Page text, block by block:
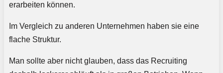
erarbeiten können.
Im Vergleich zu anderen Unternehmen haben sie eine
flache Struktur.
Man sollte aber nicht glauben, dass das Recruiting